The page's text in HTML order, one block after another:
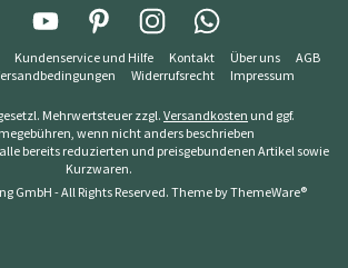
Kundenservice und Hilfe Kontakt Über uns
AGB
Widerrufsrecht Impressum
Mehrwertsteuer zzgl. Versandkosten und ggf.
wenn nicht anders beschrieben
bereits reduzierten und preisgebundenen Artikel sowie
Kurzwaren.
GmbH - All Rights Reserved. Theme byThemeWare®